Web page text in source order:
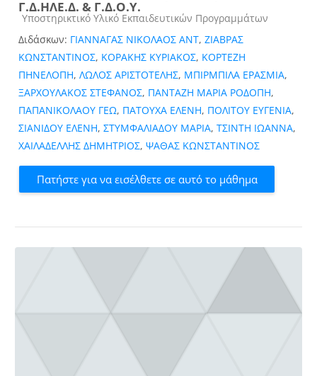
Γ.Δ.ΗΛΕ.Δ. & Γ.Δ.Ο.Υ.
Κατηγορία μαθήματος
Υποστηρικτικό Υλικό Εκπαιδευτικών Προγραμμάτων
Διδάσκων: ΓΙΑΝΝΑΓΑΣ ΝΙΚΟΛΑΟΣ ΑΝΤ, ΖΙΑΒΡΑΣ
ΚΩΝΣΤΑΝΤΙΝΟΣ, ΚΟΡΑΚΗΣ ΚΥΡΙΑΚΟΣ, ΚΟΡΤΕΖΗ
ΠΗΝΕΛΟΠΗ, ΛΩΛΟΣ ΑΡΙΣΤΟΤΕΛΗΣ, ΜΠΙΡΜΠΙΛΑ ΕΡΑΣΜΙΑ,
ΞΑΡΧΟΥΛΑΚΟΣ ΣΤΕΦΑΝΟΣ, ΠΑΝΤΑΖΗ ΜΑΡΙΑ ΡΟΔΟΠΗ,
ΠΑΠΑΝΙΚΟΛΑΟΥ ΓΕΩ, ΠΑΤΟΥΧΑ ΕΛΕΝΗ, ΠΟΛΙΤΟΥ ΕΥΓΕΝΙΑ,
ΣΙΑΝΙΔΟΥ ΕΛΕΝΗ, ΣΤΥΜΦΑΛΙΑΔΟΥ ΜΑΡΙΑ, ΤΣΙΝΤΗ ΙΩΑΝΝΑ,
ΧΑΙΛΑΔΕΛΛΗΣ ΔΗΜΗΤΡΙΟΣ, ΨΑΘΑΣ ΚΩΝΣΤΑΝΤΙΝΟΣ
Πατήστε για να εισέλθετε σε αυτό το μάθημα